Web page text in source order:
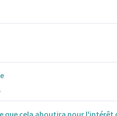
que cela aboutira pour l'intérêt